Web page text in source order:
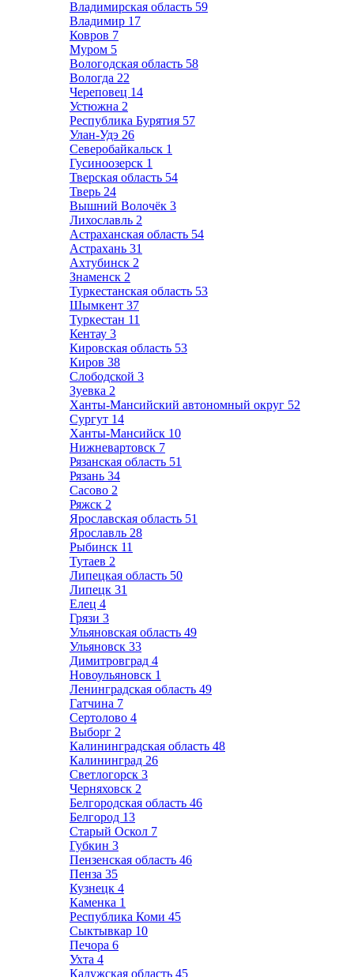
Владимирская область 59
Владимир 17
Ковров 7
Муром 5
Вологодская область 58
Вологда 22
Череповец 14
Устюжна 2
Республика Бурятия 57
Улан-Удэ 26
Северобайкальск 1
Гусиноозерск 1
Тверская область 54
Тверь 24
Вышний Волочёк 3
Лихославль 2
Астраханская область 54
Астрахань 31
Ахтубинск 2
Знаменск 2
Туркестанская область 53
Шымкент 37
Туркестан 11
Кентау 3
Кировская область 53
Киров 38
Слободской 3
Зуевка 2
Ханты-Мансийский автономный округ 52
Сургут 14
Ханты-Мансийск 10
Нижневартовск 7
Рязанская область 51
Рязань 34
Сасово 2
Ряжск 2
Ярославская область 51
Ярославль 28
Рыбинск 11
Тутаев 2
Липецкая область 50
Липецк 31
Елец 4
Грязи 3
Ульяновская область 49
Ульяновск 33
Димитровград 4
Новоульяновск 1
Ленинградская область 49
Гатчина 7
Сертолово 4
Выборг 2
Калининградская область 48
Калининград 26
Светлогорск 3
Черняховск 2
Белгородская область 46
Белгород 13
Старый Оскол 7
Губкин 3
Пензенская область 46
Пенза 35
Кузнецк 4
Каменка 1
Республика Коми 45
Сыктывкар 10
Печора 6
Ухта 4
Калужская область 45